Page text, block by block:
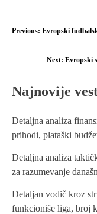
P
t
n
a
v
g
Previous: Evropski
Next: Evropski
Najnovije
Detaljna analiza
prihodi, plataški
Detaljna analiza
za razumevanje
Detaljan vodič kroz
funkcioniše liga, broj